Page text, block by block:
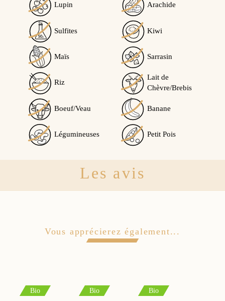
Lupin Arachide
Sulfites Kiwi
Maïs Sarrasin
Riz
Lait de
Chèvre/Brebis
Boeuf/Veau Banane
Légumineuses Petit Pois
Les avis
Vous apprécierez également...
Bio Bio Bio